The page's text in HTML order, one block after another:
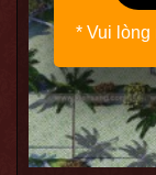
* Vui lòng